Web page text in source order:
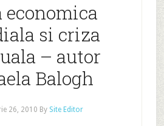
economica
si criza
– autor
Balogh
26, 2010 By Site Editor